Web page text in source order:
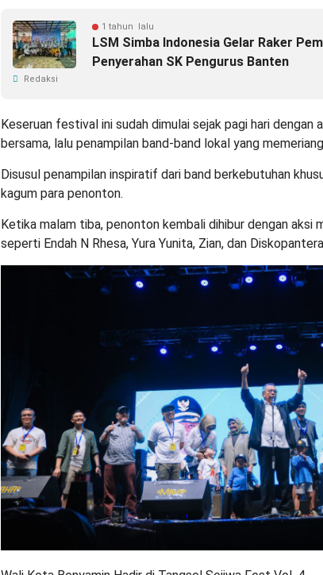
1 tahun lalu
LSM Simba Indonesia Gelar Raker
Penyerahan SK Pengurus Banten
Redaksi
Keseruan festival ini sudah dimulai sejak pagi hari dengan
bersama, lalu penampilan band-band lokal yang
Disusul penampilan inspiratif dari band berkebutuhan
kagum para penonton.
Ketika malam tiba, penonton kembali dihibur dengan aksi
seperti Endah N Rhesa, Yura Yunita, Zian, dan